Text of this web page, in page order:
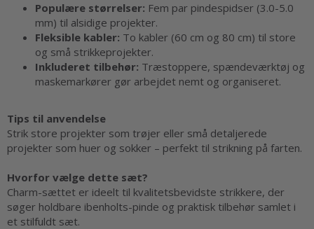
Populære størrelser: Fem par pindespidser (3.0-5.0
mm) til alsidige projekter.
Fleksible kabler: To kabler (60 cm og 80 cm) til store
og små strikkeprojekter.
Inkluderet tilbehør: Træstoppere, spændeværktøj og
maskemarkører gør arbejdet nemt og organiseret.
Tips til anvendelse
Strik store projekter som trøjer eller små detaljerede
projekter som huer og sokker – perfekt til strikning på farten.
Hvorfor vælge dette sæt?
Charm-sættet er ideelt til kvalitetsbevidste strikkere, der
søger holdbare ibenholts-pinde og praktisk tilbehør samlet i
et stilfuldt sæt.